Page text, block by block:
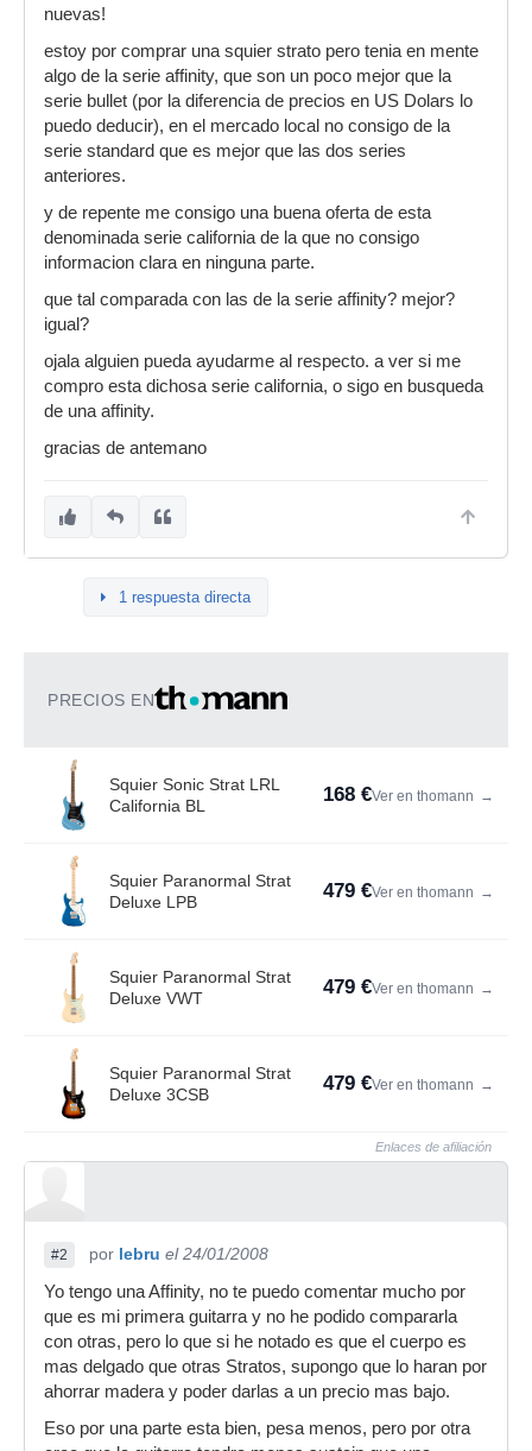
nuevas!
estoy por comprar una squier strato pero tenia en mente
algo de la serie affinity, que son un poco mejor que la
serie bullet (por la diferencia de precios en US Dolars lo
puedo deducir), en el mercado local no consigo de la
serie standard que es mejor que las dos series
anteriores.
y de repente me consigo una buena oferta de esta
denominada serie california de la que no consigo
informacion clara en ninguna parte.
que tal comparada con las de la serie affinity? mejor?
igual?
ojala alguien pueda ayudarme al respecto. a ver si me
compro esta dichosa serie california, o sigo en busqueda
de una affinity.
gracias de antemano
1 respuesta directa
PRECIOS EN
Squier Sonic Strat LRL
California BL
168 €Ver en thomann →
Squier Paranormal Strat
Deluxe LPB
479 €Ver en thomann →
Squier Paranormal Strat
Deluxe VWT
479 €Ver en thomann →
Squier Paranormal Strat
Deluxe 3CSB
479 €Ver en thomann →
Enlaces de afiliación
#2 por lebru el 24/01/2008
Yo tengo una Affinity, no te puedo comentar mucho por
que es mi primera guitarra y no he podido compararla
con otras, pero lo que si he notado es que el cuerpo es
mas delgado que otras Stratos, supongo que lo haran por
ahorrar madera y poder darlas a un precio mas bajo.
Eso por una parte esta bien, pesa menos, pero por otra